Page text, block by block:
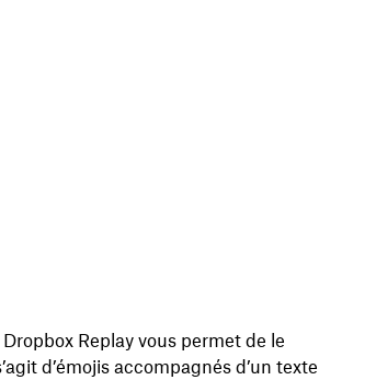
Replay vous permet de le
d’émojis accompagnés d’un texte